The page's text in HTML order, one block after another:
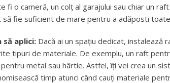
fi o cameră, un colț al garajului sau chiar un
să fie suficient de mare pentru a adăposti
să aplici: Dacă ai un spațiu dedicat,
tipuri de materiale. De exemplu, un raft
metal sau hârtie. Astfel, îți vei crea un
timp atunci când cauți materiale